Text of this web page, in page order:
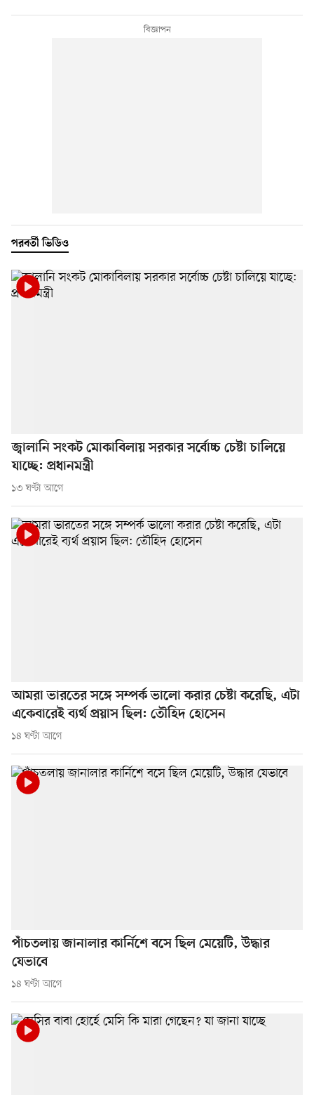
পরবর্তী ভিডিও
জ্বালানি সংকট মোকাবিলায় সরকার সর্বোচ্চ চেষ্টা চালিয়ে
যাচ্ছে: প্রধানমন্ত্রী
১৩ ঘণ্টা আগে
আমরা ভারতের সঙ্গে সম্পর্ক ভালো করার চেষ্টা করেছি, এটা
একেবারেই ব্যর্থ প্রয়াস ছিল: তৌহিদ হোসেন
১৪ ঘণ্টা আগে
পাঁচতলায় জানালার কার্নিশে বসে ছিল মেয়েটি, উদ্ধার
যেভাবে
১৪ ঘণ্টা আগে